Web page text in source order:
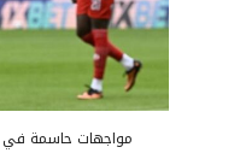
مواجهات حاسمة في